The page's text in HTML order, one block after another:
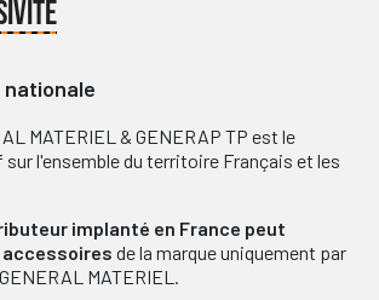
nationale
MATERIEL & GENERAP TP est le
l'ensemble du territoire Français et les
implanté en France peut
de la marque uniquement par
MATERIEL.